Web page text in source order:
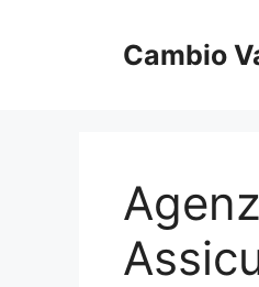
Cambio